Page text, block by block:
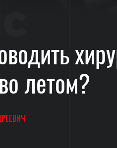
летом?